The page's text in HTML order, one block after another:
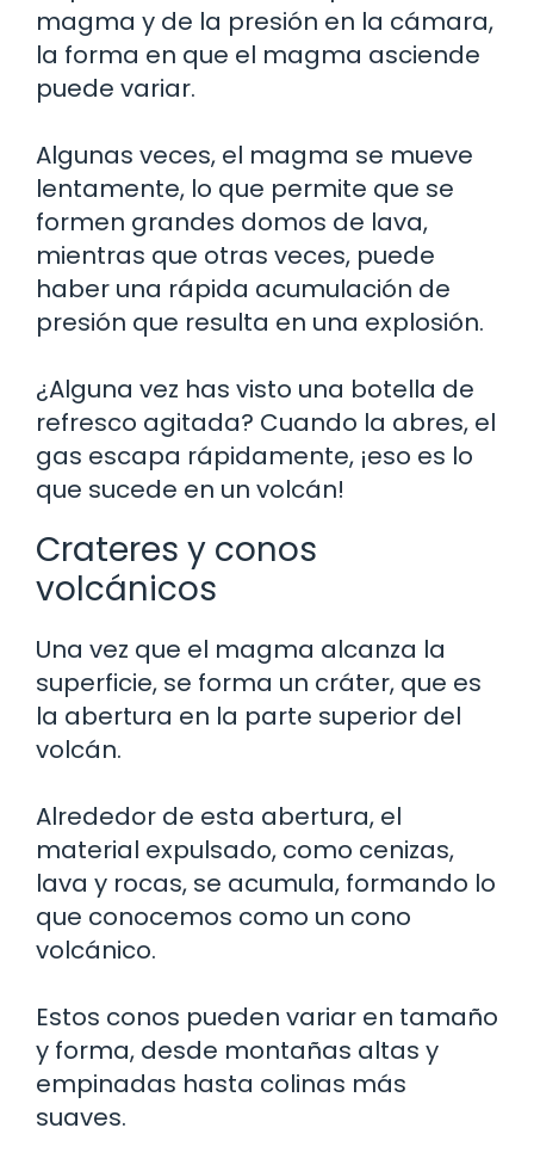
magma y de la presión en la cámara,
la forma en que el magma asciende
puede variar.
Algunas veces, el magma se mueve
lentamente, lo que permite que se
formen grandes domos de lava,
mientras que otras veces, puede
haber una rápida acumulación de
presión que resulta en una explosión.
¿Alguna vez has visto una botella de
refresco agitada? Cuando la abres, el
gas escapa rápidamente, ¡eso es lo
que sucede en un volcán!
Crateres y conos
volcánicos
Una vez que el magma alcanza la
superficie, se forma un cráter, que es
la abertura en la parte superior del
volcán.
Alrededor de esta abertura, el
material expulsado, como cenizas,
lava y rocas, se acumula, formando lo
que conocemos como un cono
volcánico.
Estos conos pueden variar en tamaño
y forma, desde montañas altas y
empinadas hasta colinas más
suaves.